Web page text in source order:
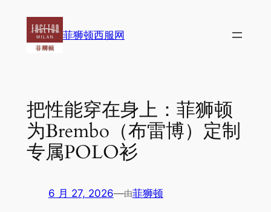
菲狮顿西服网
把性能穿在身上：菲狮顿
为Brembo（布雷博）定制
专属POLO衫
6 月 27, 2026—由菲狮顿